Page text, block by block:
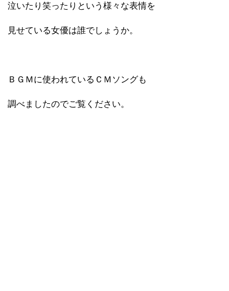
泣いたり笑ったりという様々な表情を
見せている女優は誰でしょうか。
ＢＧＭに使われているＣＭソングも
調べましたのでご覧ください。